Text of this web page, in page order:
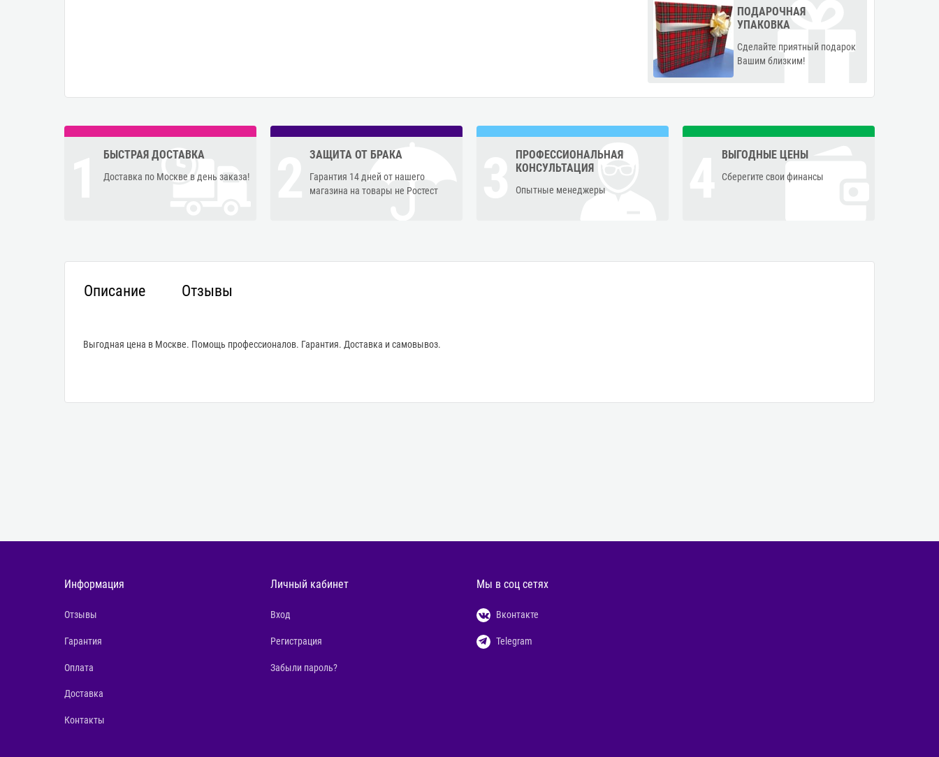
ПОДАРОЧНАЯ
УПАКОВКА
Сделайте приятный подарок
Вашим близким!
БЫСТРАЯ ДОСТАВКА
Доставка по Москве в день заказа!
ЗАЩИТА ОТ БРАКА
Гарантия 14 дней от нашего
магазина на товары не Ростест
ПРОФЕССИОНАЛЬНАЯ
КОНСУЛЬТАЦИЯ
Опытные менеджеры
ВЫГОДНЫЕ ЦЕНЫ
Сберегите свои финансы
Описание Отзывы
Выгодная цена в Москве. Помощь профессионалов. Гарантия. Доставка и самовывоз.
Информация
Отзывы
Гарантия
Оплата
Доставка
Контакты
Личный кабинет
Вход
Регистрация
Забыли пароль?
Мы в соц сетях
Вконтакте
Telegram